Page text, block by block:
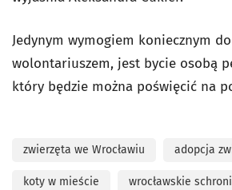
Jedynym wymogiem koniecznym
wolontariuszem, jest bycie osobą
który będzie można poświęcić na
zwierzęta we Wrocławiu adopcja
koty w mieście wrocławskie